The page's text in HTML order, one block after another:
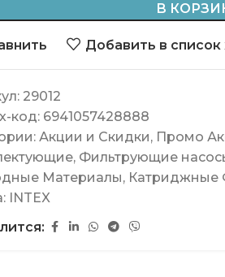
В
Добавить в
29012
код: 6941057428888
Акции и Скидки, Промо
, Фильтрующие
Материалы, Катриджные
INTEX